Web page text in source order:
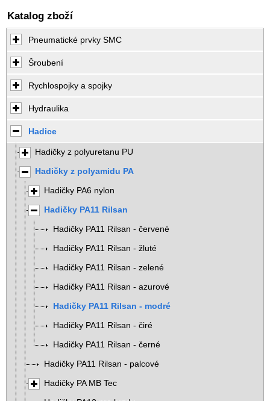
Katalog zboží
Pneumatické prvky SMC
Šroubení
Rychlospojky a spojky
Hydraulika
Hadice
Hadičky z polyuretanu PU
Hadičky z polyamidu PA
Hadičky PA6 nylon
Hadičky PA11 Rilsan
Hadičky PA11 Rilsan - červené
Hadičky PA11 Rilsan - žluté
Hadičky PA11 Rilsan - zelené
Hadičky PA11 Rilsan - azurové
Hadičky PA11 Rilsan - modré
Hadičky PA11 Rilsan - čiré
Hadičky PA11 Rilsan - černé
Hadičky PA11 Rilsan - palcové
Hadičky PA MB Tec